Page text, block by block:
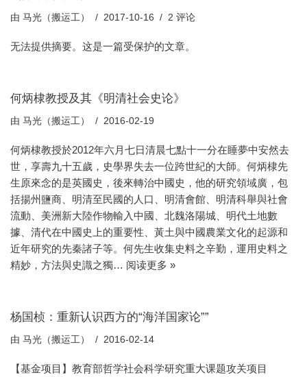
由 马光（搬运工） 2017-10-16 2 评论
无法提供摘要。这是一篇受保护的文章。
何炳棣教授及其《明清社会史论》
由 马光（搬运工） 2016-02-19
何炳棣教授於2012年六月七日清晨七點十一分在睡夢中安然去
世，享壽九十五歲，史學界失去一位跨世紀的大師。何炳棣先
生原來念的是英國史，後來轉治中國史，他的研究領域廣，包
括揚州鹽商、明清至民國的人口、明清會館、明清科舉與社會
流動、美洲新大陸作物輸入中國、北魏洛陽城、明代土地數
據、清代在中國史上的重要性、黃土與中國農業文化的起源和
近年研究的先秦諸子等。何先生收集史料之辛勤，運用史料之
精妙，方法與史識之獨… 阅读更多 »
杨国桢：重新认识西方的“海洋国家论””
由 马光（搬运工） 2016-02-14
【基金项目】教育部哲学社会科学研究重大课题攻关项目